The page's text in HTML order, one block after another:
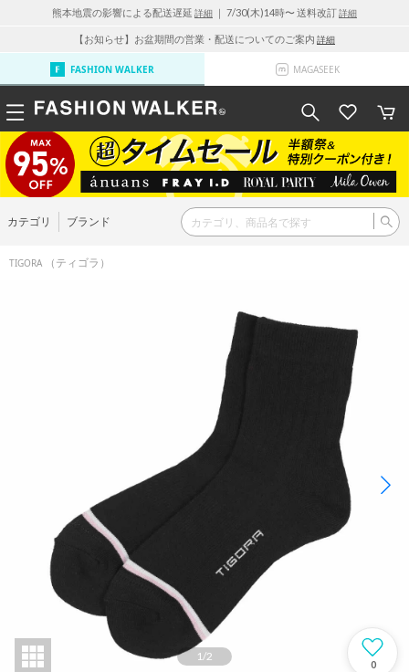
熊本地震の影響による配送遅延 詳細 ｜ 7/30(木)14時〜 送料改訂詳細
【お知らせ】お盆期間の営業・配送についてのご案内 詳細
FASHION WALKER MAGASEEK
カテゴリ ブランド
TIGORA （ティゴラ）
1/2
0